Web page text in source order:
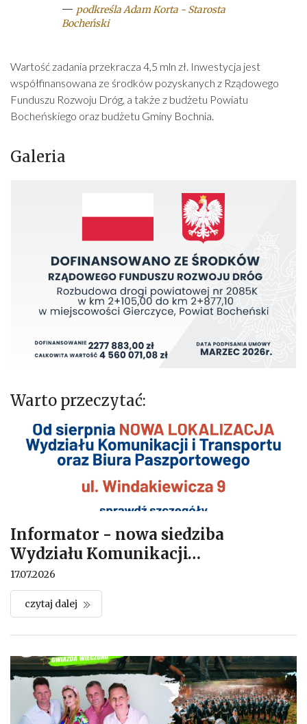
— podkreśla Adam Korta - Starosta
Bocheński
Wartość zadania przekracza 4,5 mln zł. Inwestycja jest
współfinansowana ze środków pozyskanych z Rządowego
Funduszu Rozwoju Dróg, a także z budżetu Powiatu
Bocheńskiego oraz budżetu Gminy Bochnia.
Galeria
Warto przeczytać:
Informator - nowa siedziba
Wydziału Komunikacji…
17.07.2026
czytaj dalej